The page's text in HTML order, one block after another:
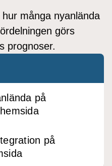
många nyanlända
görs
prognoser.
på
på